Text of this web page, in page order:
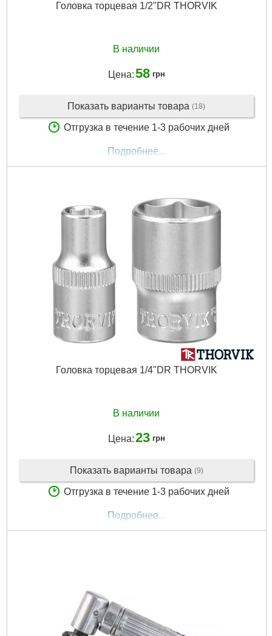
Головка торцевая 1/2"DR THORVIK
В наличии
Цена:58 грн
Показать варианты товара (18)
Отгрузка в течение 1-3 рабочих дней
Подробнее...
Головка торцевая 1/4"DR THORVIK
В наличии
Цена:23 грн
Показать варианты товара (9)
Отгрузка в течение 1-3 рабочих дней
Подробнее...